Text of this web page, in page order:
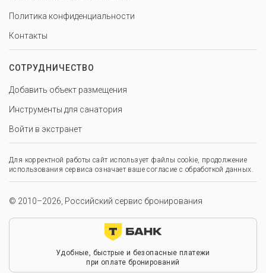
Политика конфиденциальности
Контакты
СОТРУДНИЧЕСТВО
Добавить объект размещения
Инструменты для санатория
Войти в экстранет
Для корректной работы сайт использует файлы cookie, продолжение
использования сервиса означает ваше согласие с обработкой данных.
© 2010–2026, Российский сервис бронирования
Удобные, быстрые и безопасные платежи
при оплате бронирований